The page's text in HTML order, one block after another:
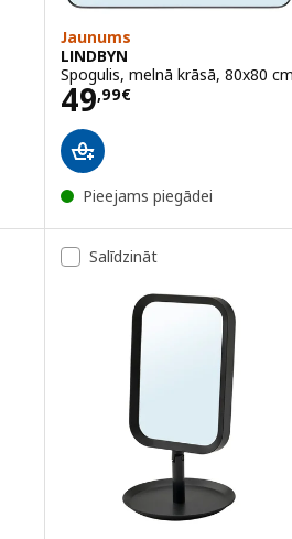
Jaunums
LINDBYN
Spogulis, melnā krāsā, 80x80
49,99€
Cena 49,99€
Pieejams piegādei
Salīdzināt